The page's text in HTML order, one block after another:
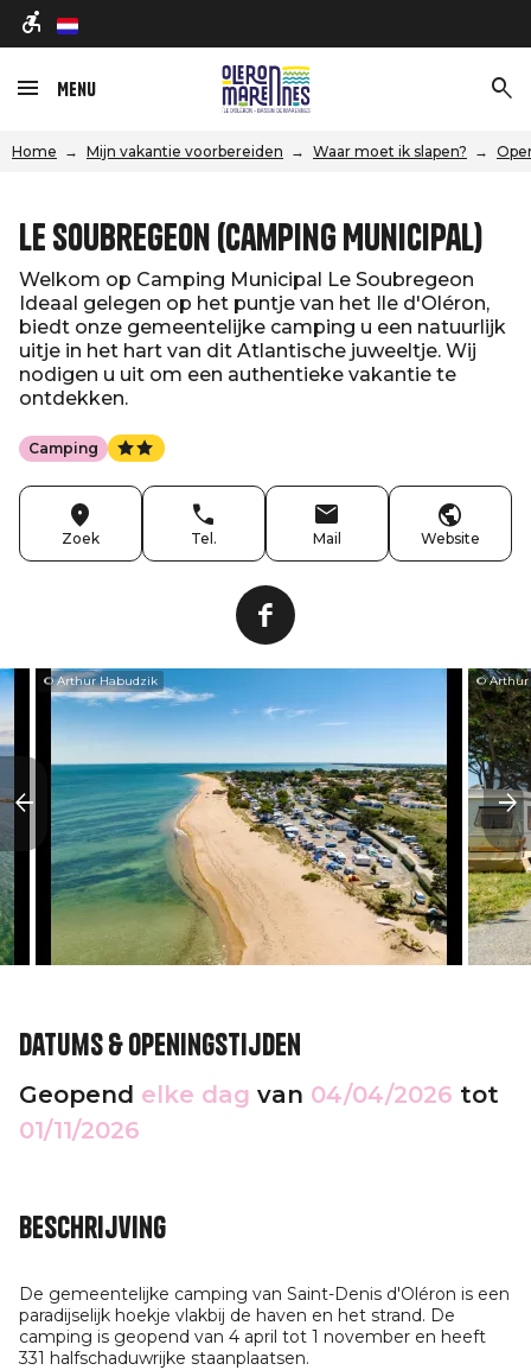
nl
Menu
Home Mijn vakantie voorbereiden Waar moet ik slapen?
Le Soubregeon (Camping Municipal)
Welkom op Camping Municipal Le Soubregeon
Ideaal gelegen op het puntje van het Ile d'Oléron,
biedt onze gemeentelijke camping u een natuurlijk
uitje in het hart van dit Atlantische juweeltje. Wij
nodigen u uit om een authentieke vakantie te
ontdekken.
Camping
Zoek Tel. Mail Website
© Arthur Habudzik © Arthur
Datums & openingstijden
Geopend elke dag van 04/04/2026 tot
01/11/2026
Beschrijving
De gemeentelijke camping van Saint-Denis d'Oléron is een
paradijselijk hoekje vlakbij de haven en het strand. De
camping is geopend van 4 april tot 1 november en heeft
331 halfschaduwrijke staanplaatsen.